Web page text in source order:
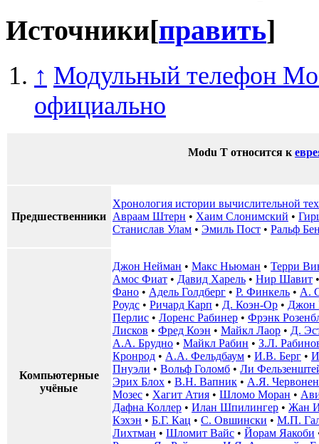
Источники[править]
↑ Модульный телефон
официально
Modu T относится к
Предшественники
Хронология истории вычислительной
Авраам Штерн • Хаим Слонимский •
Станислав Улам • Эмиль Пост • Ральф
Компьютерные
учёные
Джон Нейман • Макс Ньюман • Терри
Амос Фиат • Давид Харель • Нир Шавит
Фано • Адель Голдберг • Р. Финкель • А.
Роудс • Ричард Карп • Д. Коэн-Ор • Джон
Перлис • Лоренс Рабинер • Фрэнк
Лисков • Фред Коэн • Майкл Лаор • Д.
А.А. Брудно • Майкл Рабин • З.Л.
Кронрод • А.А. Фельдбаум • И.В. Берг •
Пнуэли • Вольф Голомб • Ли
Эрих Блох • В.Н. Вапник • А.Я.
Мозес • Хагит Атия • Шломо Моран •
Дафна Коллер • Илан Шпилингер • Жан
Кэхэн • Б.Г. Кац • С. Овшински • М.П.
Лихтман • Шломит Вайс • Йорам Яакоби